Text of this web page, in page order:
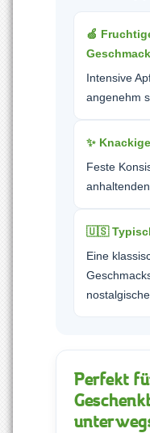
🍏
Geschmack
Intensive
angenehm
✨
Feste
🇺🇸
Eine
Perfekt